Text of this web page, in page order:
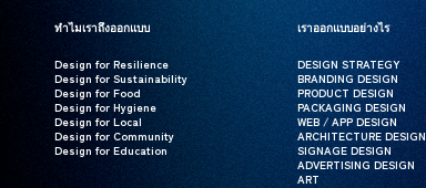
ทำไมเราถึงออกแบบ
ทำไมเราถึงออกแบบ
Design for Resilience
Design for Resilience
Design for Sustainability
Design for Sustainability
Design for Food
Design for Food
Design for Hygiene
Design for Hygiene
Design for Local
Design for Local
Design for Community
Design for Community
Design for Education
Design for Education
เราออกแบบอย่างไร
เราออกแบบอย่างไร
DESIGN STRATEGY
DESIGN STRATEGY
BRANDING DESIGN
BRANDING DESIGN
PRODUCT DESIGN
PRODUCT DESIGN
PACKAGING DESIGN
PACKAGING DESIGN
WEB / APP DESIGN
WEB / APP DESIGN
ARCHITECTURE DESIGN
ARCHITECTURE DESIGN
SIGNAGE DESIGN
SIGNAGE DESIGN
ADVERTISING DESIGN
ADVERTISING DESIGN
ART
ART